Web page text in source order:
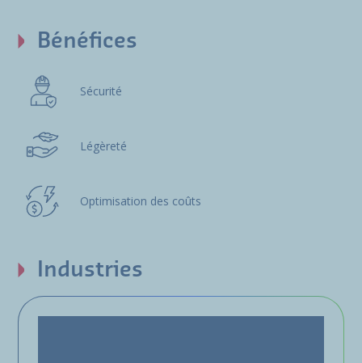
Bénéfices
Sécurité
Légèreté
Optimisation des coûts
Industries